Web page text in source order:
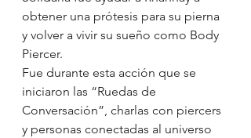
obtener una prótesis para su pierna
y volver a vivir su sueño como Body
Piercer.
Fue durante esta acción que se
iniciaron las “Ruedas de
Conversación”, charlas con piercers
y personas conectadas al universo